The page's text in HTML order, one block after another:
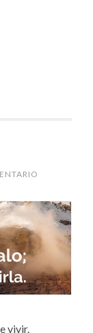
vivir.